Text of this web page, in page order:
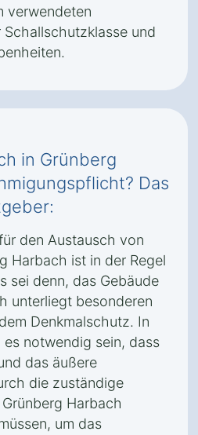
verwendeten
Schallschutzklasse und
in Grünberg
Das
den Austausch von
Harbach ist in der Regel
sei denn, das Gebäude
unterliegt besonderen
Denkmalschutz. In
es notwendig sein, dass
das äußere
die zuständige
Harbach
um das